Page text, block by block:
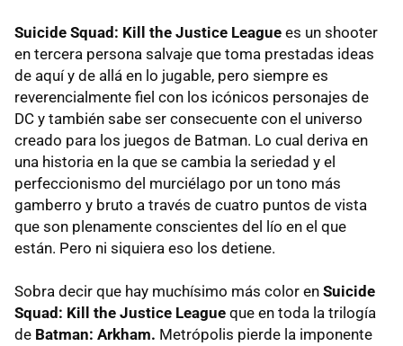
Suicide Squad: Kill the Justice League es un shooter
en tercera persona salvaje que toma prestadas ideas
de aquí y de allá en lo jugable, pero siempre es
reverencialmente fiel con los icónicos personajes de
DC y también sabe ser consecuente con el universo
creado para los juegos de Batman. Lo cual deriva en
una historia en la que se cambia la seriedad y el
perfeccionismo del murciélago por un tono más
gamberro y bruto a través de cuatro puntos de vista
que son plenamente conscientes del lío en el que
están. Pero ni siquiera eso los detiene.
Sobra decir que hay muchísimo más color en Suicide
Squad: Kill the Justice League que en toda la trilogía
de Batman: Arkham. Metrópolis pierde la imponente